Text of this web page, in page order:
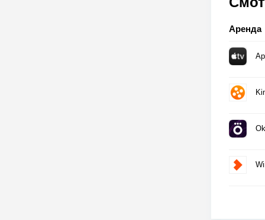
Аренда